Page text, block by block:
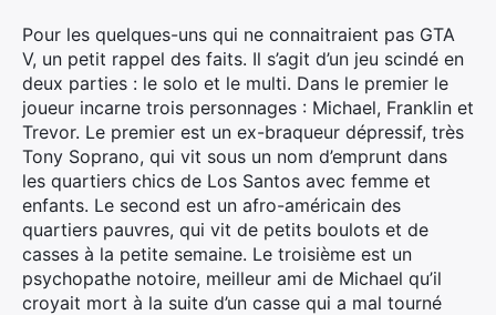
Pour les quelques-uns qui ne connaitraient pas GTA
V, un petit rappel des faits. Il s’agit d’un jeu scindé en
deux parties : le solo et le multi. Dans le premier le
joueur incarne trois personnages : Michael, Franklin et
Trevor. Le premier est un ex-braqueur dépressif, très
Tony Soprano, qui vit sous un nom d’emprunt dans
les quartiers chics de Los Santos avec femme et
enfants. Le second est un afro-américain des
quartiers pauvres, qui vit de petits boulots et de
casses à la petite semaine. Le troisième est un
psychopathe notoire, meilleur ami de Michael qu’il
croyait mort à la suite d’un casse qui a mal tourné